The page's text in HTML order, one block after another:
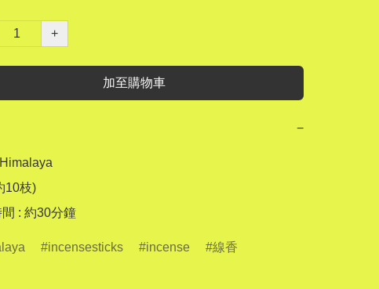
+
加至購物車
−
10枝)
: 約30分鐘
incensesticks incense 線香